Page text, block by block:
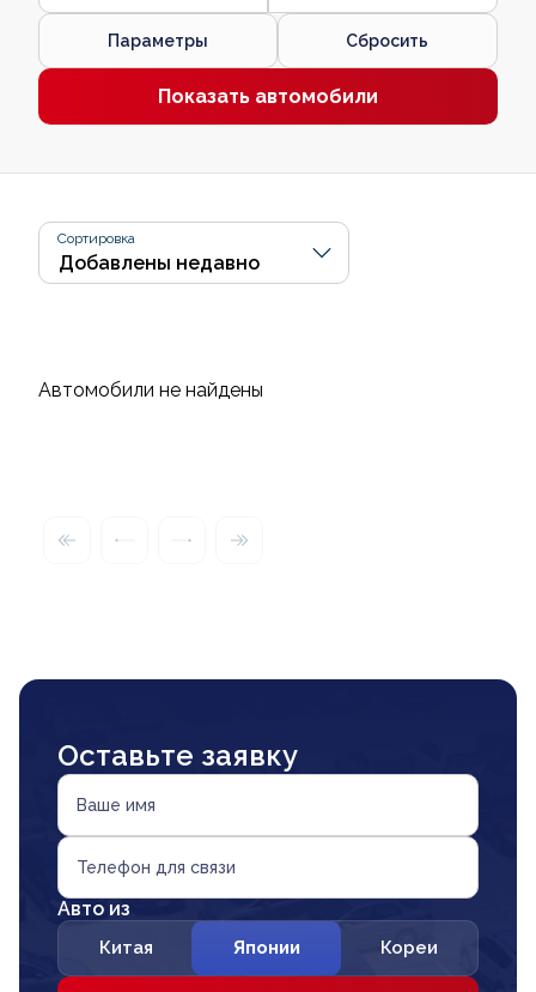
Параметры Сбросить
Показать автомобили
Сортировка
Автомобили не найдены
Оставьте заявку
Ваше имя
Телефон для связи
Авто из
Китая Японии Кореи